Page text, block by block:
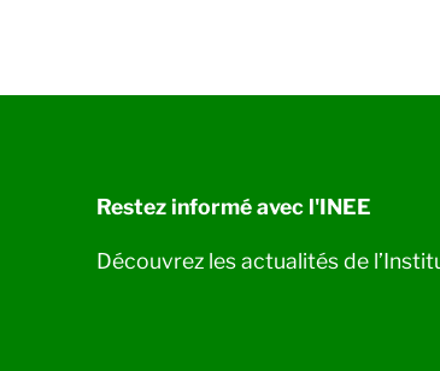
Restez informé avec l'INEE
Découvrez les actualités de